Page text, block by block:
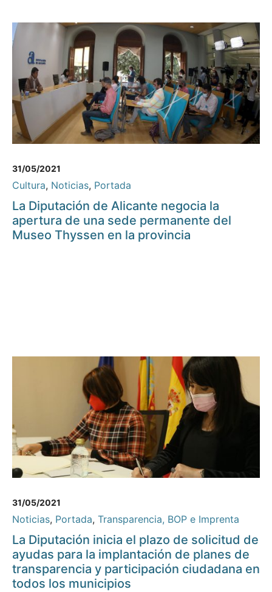
31/05/2021
Cultura, Noticias, Portada
La Diputación de Alicante negocia la
apertura de una sede permanente del
Museo Thyssen en la provincia
31/05/2021
Noticias, Portada, Transparencia, BOP e Imprenta
La Diputación inicia el plazo de solicitud de
ayudas para la implantación de planes de
transparencia y participación ciudadana en
todos los municipios